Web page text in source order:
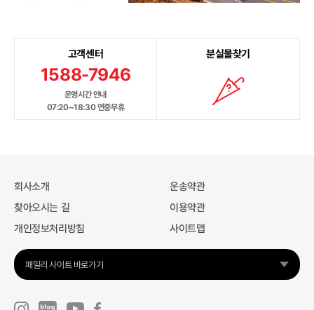
고객센터
1588-7946
운영시간 안내
07:20~18:30 연중무휴
분실물찾기
회사소개
운송약관
찾아오시는 길
이용약관
개인정보처리방침
사이트맵
패밀리 사이트 바로가기